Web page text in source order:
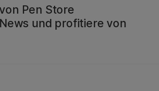
Pen Store
und profitiere von